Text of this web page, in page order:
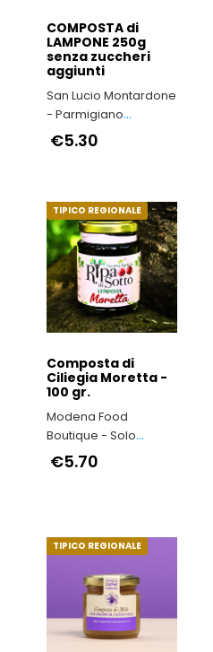
COMPOSTA di
LAMPONE 250g
senza zuccheri
aggiunti
San Lucio Montardone
- Parmigiano
Reggiano di
€5.30
TIPICO REGIONALE
Composta di
Ciliegia Moretta -
100 gr.
Modena Food
Boutique - Solo
Prodotti Tipici della
€5.70
TIPICO REGIONALE